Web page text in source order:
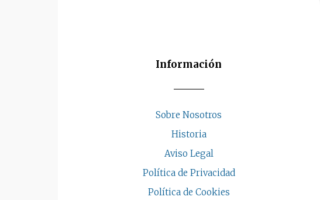
Información
Sobre Nosotros
Historia
Aviso Legal
Política de Privacidad
Política de Cookies